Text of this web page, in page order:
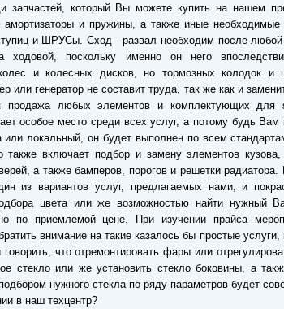
запчастей, который Вы можете купить на нашем
амортизаторы и пружины, а также иные необходимые
и ШРУСы. Сход - развал необходим после любой
ходовой, поскольку именно он него
и колесных дисков, но тормозных колодок и
или генератор не составит труда, так же как и
продажа любых элементов и комплектующих для
особое место среди всех услуг, а потому будь Вам
или локальный, он будет выполнен по всем
также включает подбор и замену элементов кузова,
а также бамперов, порогов и решетки радиатора.
из вариантов услуг, предлагаемых нами, и
цвета или же возможностью найти нужный
по приемлемой цене. При изучении прайса
внимание на такие казалось бы простые услуги,
что отремонтировать фары или
стекло или же установить стекло боковины, а
нужного стекла по ряду параметров будет
в наш техцентр?